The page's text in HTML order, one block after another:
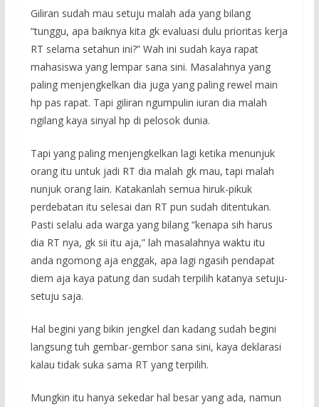
Giliran sudah mau setuju malah ada yang bilang
“tunggu, apa baiknya kita gk evaluasi dulu prioritas kerja
RT selama setahun ini?” Wah ini sudah kaya rapat
mahasiswa yang lempar sana sini. Masalahnya yang
paling menjengkelkan dia juga yang paling rewel main
hp pas rapat. Tapi giliran ngumpulin iuran dia malah
ngilang kaya sinyal hp di pelosok dunia.
Tapi yang paling menjengkelkan lagi ketika menunjuk
orang itu untuk jadi RT dia malah gk mau, tapi malah
nunjuk orang lain. Katakanlah semua hiruk-pikuk
perdebatan itu selesai dan RT pun sudah ditentukan.
Pasti selalu ada warga yang bilang “kenapa sih harus
dia RT nya, gk sii itu aja,” lah masalahnya waktu itu
anda ngomong aja enggak, apa lagi ngasih pendapat
diem aja kaya patung dan sudah terpilih katanya setuju-
setuju saja.
Hal begini yang bikin jengkel dan kadang sudah begini
langsung tuh gembar-gembor sana sini, kaya deklarasi
kalau tidak suka sama RT yang terpilih.
Mungkin itu hanya sekedar hal besar yang ada, namun